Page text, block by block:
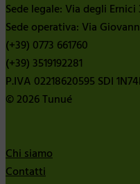
Sede legale: Via degli
Sede operativa: Via
(+39) 0773 661760
(+39) 3519192281
P.IVA 02218620595 SDI
© 2026 Tunué
Chi siamo
Contatti